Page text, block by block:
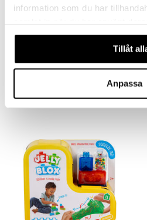
information som du har
våra cookies vid fortsatt
Tillåt
Anpassa
JELLY BLOX